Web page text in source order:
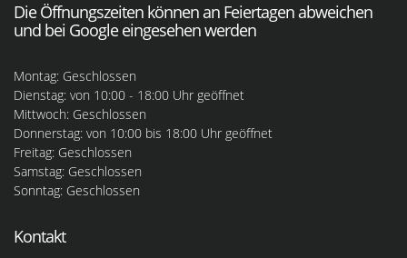
Die Öffnungszeiten können an Feiertagen abweichen
und bei Google eingesehen werden
Montag: Geschlossen
Dienstag: von 10:00 - 18:00 Uhr geöffnet
Mittwoch: Geschlossen
Donnerstag: von 10:00 bis 18:00 Uhr geöffnet
Freitag: Geschlossen
Samstag: Geschlossen
Sonntag: Geschlossen
Kontakt